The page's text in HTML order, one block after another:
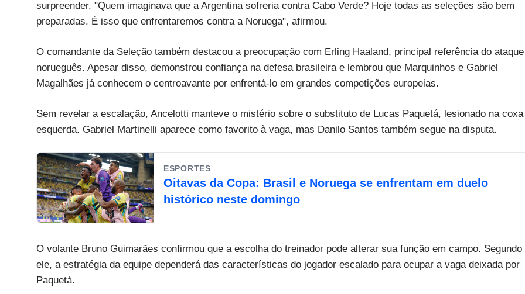
surpreender. "Quem imaginava que a Argentina sofreria contra Cabo Verde? Hoje todas as seleções são bem
preparadas. É isso que enfrentaremos contra a Noruega", afirmou.
O comandante da Seleção também destacou a preocupação com Erling Haaland, principal referência do ataque
norueguês. Apesar disso, demonstrou confiança na defesa brasileira e lembrou que Marquinhos e Gabriel
Magalhães já conhecem o centroavante por enfrentá-lo em grandes competições europeias.
Sem revelar a escalação, Ancelotti manteve o mistério sobre o substituto de Lucas Paquetá, lesionado na coxa
esquerda. Gabriel Martinelli aparece como favorito à vaga, mas Danilo Santos também segue na disputa.
ESPORTES
Oitavas da Copa: Brasil e Noruega se enfrentam em duelo
histórico neste domingo
O volante Bruno Guimarães confirmou que a escolha do treinador pode alterar sua função em campo. Segundo
ele, a estratégia da equipe dependerá das características do jogador escalado para ocupar a vaga deixada por
Paquetá.